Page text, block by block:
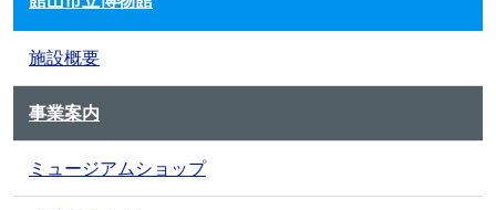
施設概要
事業案内
ミュージアムショップ